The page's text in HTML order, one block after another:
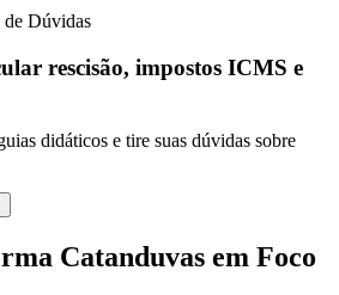
de Dúvidas
rescisão, impostos ICMS e
didáticos e tire suas dúvidas sobre
Catanduvas em Foco